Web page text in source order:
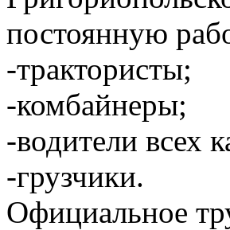
постоянную
-трактористы;
-комбайнеры;
-водители всех
-грузчики.
Официальное